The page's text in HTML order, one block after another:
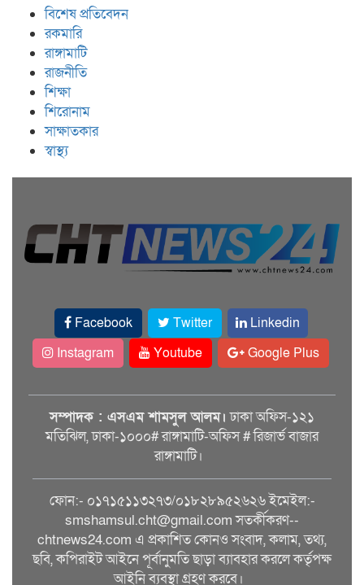
বিশেষ প্রতিবেদন
রকমারি
রাঙ্গামাটি
রাজনীতি
শিক্ষা
শিরোনাম
সাক্ষাতকার
স্বাস্থ্য
Facebook Twitter
Linkedin
Instagram
Youtube Google Plus
সম্পাদক : এসএম শামসুল আলম। ঢাকা অফিস-১২১
মতিঝিল, ঢাকা-১০০০# রাঙ্গামাটি-অফিস # রিজার্ভ বাজার
রাঙ্গামাটি।
ফোন:- ০১৭১৫১১৩২৭৩/০১৮২৮৯৫২৬২৬ ইমেইল:-
smshamsul.cht@gmail.com সতর্কীকরণ--
chtnews24.com এ প্রকাশিত কোনও সংবাদ, কলাম, তথ্য,
ছবি, কপিরাইট আইনে পূর্বানুমতি ছাড়া ব্যাবহার করলে কর্তৃপক্ষ
আইনি ব্যবস্থা গ্রহণ করবে।